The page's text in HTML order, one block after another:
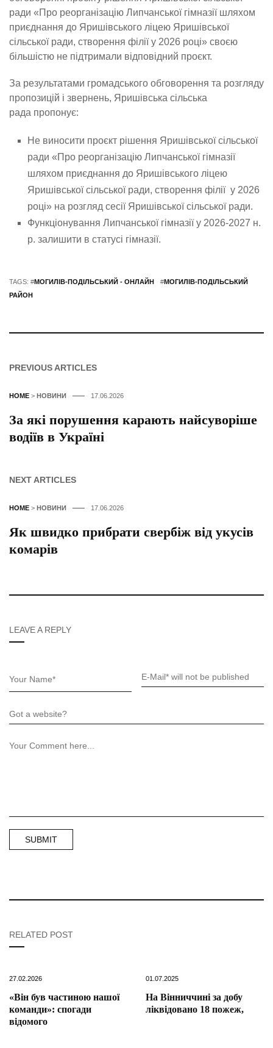
ради «Про реорганізацію Липчанської гімназії шляхом
приєднання до Яришівського ліцею Яришівської
сільської ради, створення філії у 2026 році» своєю
більшістю не підтримали відповідний проєкт.
За результатами громадського обговорення та розгляду
пропозицій і звернень, Яришівська сільська
рада пропонує:
Не виносити проєкт рішення Яришівської сільської
ради «Про реорганізацію Липчанської гімназії
шляхом приєднання до Яришівського ліцею
Яришівської сільської ради, створення філії у 2026
році» на розгляд сесії Яришівської сільської ради.
Функціонування Липчанської гімназії у 2026-2027 н.
р. залишити в статусі гімназії.
TAGS: #МОГИЛІВ-ПОДІЛЬСЬКИЙ - ОНЛАЙН #МОГИЛІВ-ПОДІЛЬСЬКИЙ
РАЙОН
PREVIOUS ARTICLES
HOME > НОВИНИ 17.06.2026
За які порушення карають найсуворіше
водіїв в Україні
NEXT ARTICLES
HOME > НОВИНИ 17.06.2026
Як швидко прибрати свербіж від укусів
комарів
LEAVE A REPLY
RELATED POST
27.02.2026
«Він був частиною нашої
команди»: спогади
відомого
01.07.2025
На Вінниччині за добу
ліквідовано 18 пожеж,